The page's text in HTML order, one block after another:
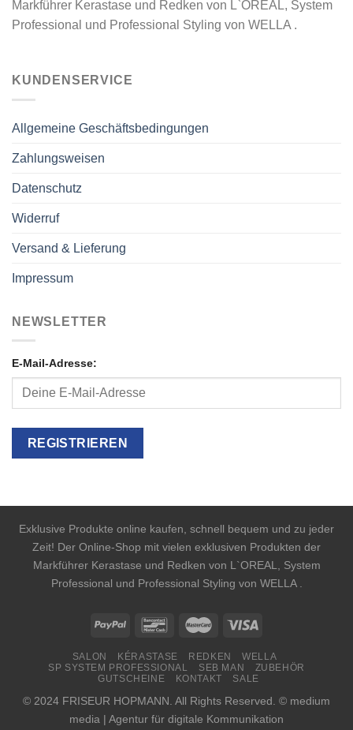
Markführer Kerastase und Redken von L`OREAL, System
Professional und Professional Styling von WELLA .
KUNDENSERVICE
Allgemeine Geschäftsbedingungen
Zahlungsweisen
Datenschutz
Widerruf
Versand & Lieferung
Impressum
NEWSLETTER
E-Mail-Adresse:
Exklusive Produkte online kaufen, schnell bequem und zu jeder
Zeit! Der Online-Shop mit vielen exklusiven Produkten der
Markführer Kerastase und Redken von L`OREAL, System
Professional und Professional Styling von WELLA .
SALON KÉRASTASE REDKEN
WELLA
SP SYSTEM PROFESSIONAL
SEB MAN
ZUBEHÖR
GUTSCHEINE
KONTAKT SALE
© 2024 FRISEUR HOPMANN. All Rights Reserved. © medium
media | Agentur für digitale Kommunikation